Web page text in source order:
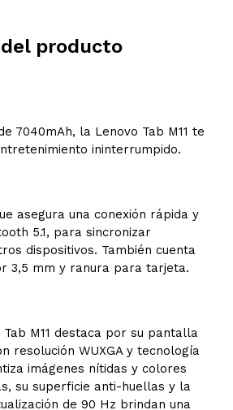
producto
7040mAh, la Lenovo Tab M11 te
ininterrumpido.
asegura una conexión rápida y
5.1, para sincronizar
dispositivos. También cuenta
3,5 mm y ranura para tarjeta.
M11 destaca por su pantalla
resolución WUXGA y tecnología
imágenes nítidas y colores
su superficie anti-huellas y la
de 90 Hz brindan una